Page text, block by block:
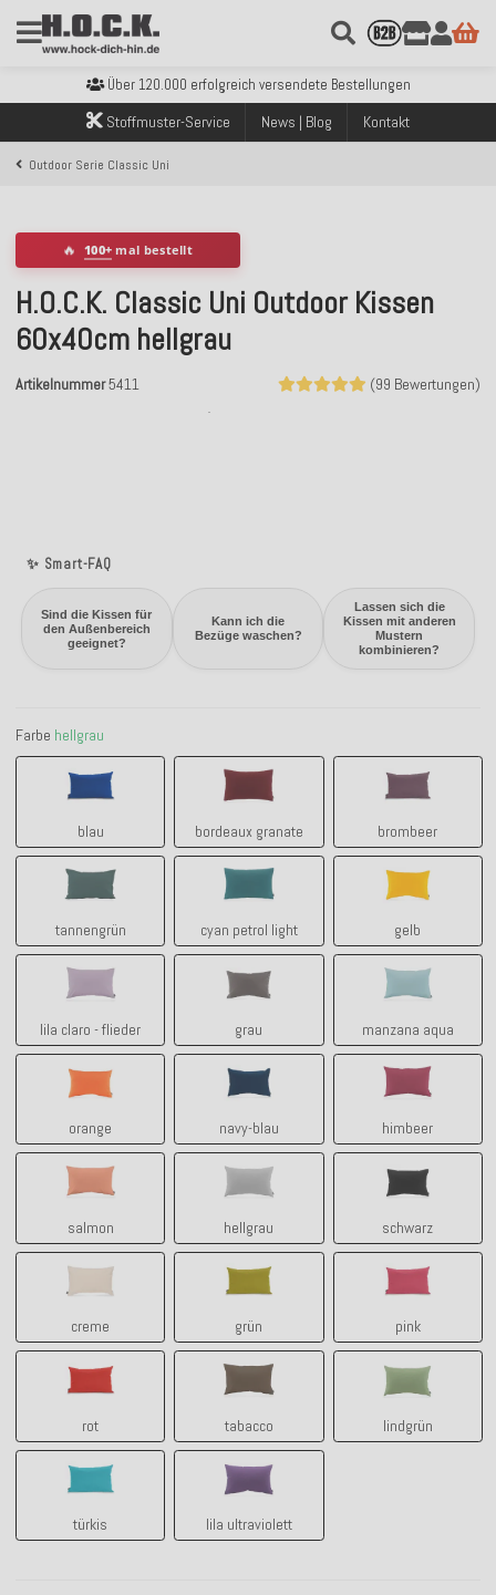
Über 120.000 erfolgreich versendete Bestellungen
Sicher bezahlen mit Klarna, PayPal & Amazon Pay
Kostenloser Versand innerhalb Deutschlands ab 99€ Bestellwert
Über 120.000 erfolgreich versendete Bestellungen
Sicher bezahlen mit Klarna, PayPal & Amazon Pay
Stoffmuster-Service News | Blog Kontakt
Outdoor Serie Classic Uni
✨ Smart-FAQ
Sind die Kissen für
den Außenbereich
geeignet?
Kann ich die
Bezüge waschen?
Lassen sich die
Kissen mit anderen
Mustern
kombinieren?
🔥 100+ mal bestellt
H.O.C.K. Classic Uni Outdoor Kissen
60x40cm hellgrau
(99 Bewertungen)
Artikelnummer5411
Farbe hellgrau
blau
blau
bordeaux granate
bordeaux granate
brombeer
brombeer
tannengrün
tannengrün
cyan petrol light
cyan petrol light
gelb
gelb
lila claro - flieder
lila claro - flieder
grau manzana aqua
manzana
orange navy-blau
navy-blau
himbeer
himbeer
salmon
salmon
hellgrau
hellgrau
schwarz
creme
creme
grün
grün
pink
pink
rot tabacco
tabacco
lindgrün
lindgrün
türkis
türkis
lila ultraviolett
lila ultraviolett